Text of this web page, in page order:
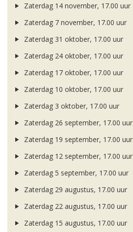
Zaterdag 14 november, 17.00 uur
Zaterdag 7 november, 17.00 uur
Zaterdag 31 oktober, 17.00 uur
Zaterdag 24 oktober, 17.00 uur
Zaterdag 17 oktober, 17.00 uur
Zaterdag 10 oktober, 17.00 uur
Zaterdag 3 oktober, 17.00 uur
Zaterdag 26 september, 17.00 uur
Zaterdag 19 september, 17.00 uur
Zaterdag 12 september, 17.00 uur
Zaterdag 5 september, 17.00 uur
Zaterdag 29 augustus, 17.00 uur
Zaterdag 22 augustus, 17.00 uur
Zaterdag 15 augustus, 17.00 uur